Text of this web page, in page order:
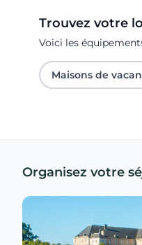
Trouvez votre
Voici les
Maisons de
Organisez votre